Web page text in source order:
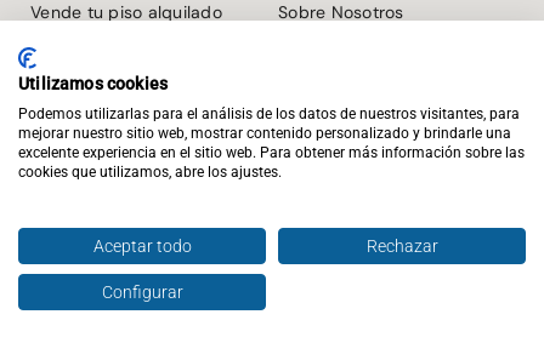
Vende tu piso alquilado
Infórmate gratis
Sobre Nosotros
Contacto
(+34) 919 49 79 69
info@inviertispro.com
Te llamamos
Utilizamos cookies
Podemos utilizarlas para el análisis de los datos de nuestros visitantes, para
mejorar nuestro sitio web, mostrar contenido personalizado y brindarle una
excelente experiencia en el sitio web. Para obtener más información sobre las
cookies que utilizamos, abre los ajustes.
Aceptar todo Rechazar
Configurar